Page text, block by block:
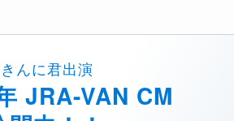
んに君出演
JRA-VAN CM